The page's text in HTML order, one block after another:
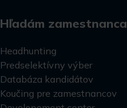
Hľadám zamestnanca
Headhunting
Predselektívny výber
Databáza kandidátov
Koučing pre zamestnancov